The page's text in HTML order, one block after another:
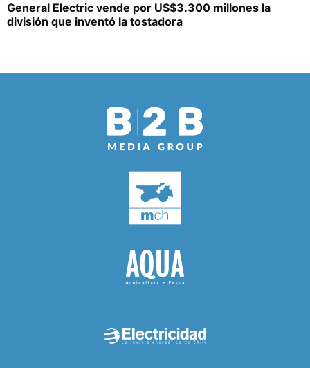
General Electric vende por US$3.300 millones la
división que inventó la tostadora